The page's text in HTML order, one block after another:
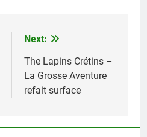
Next:
The Lapins Crétins –
La Grosse Aventure
refait surface